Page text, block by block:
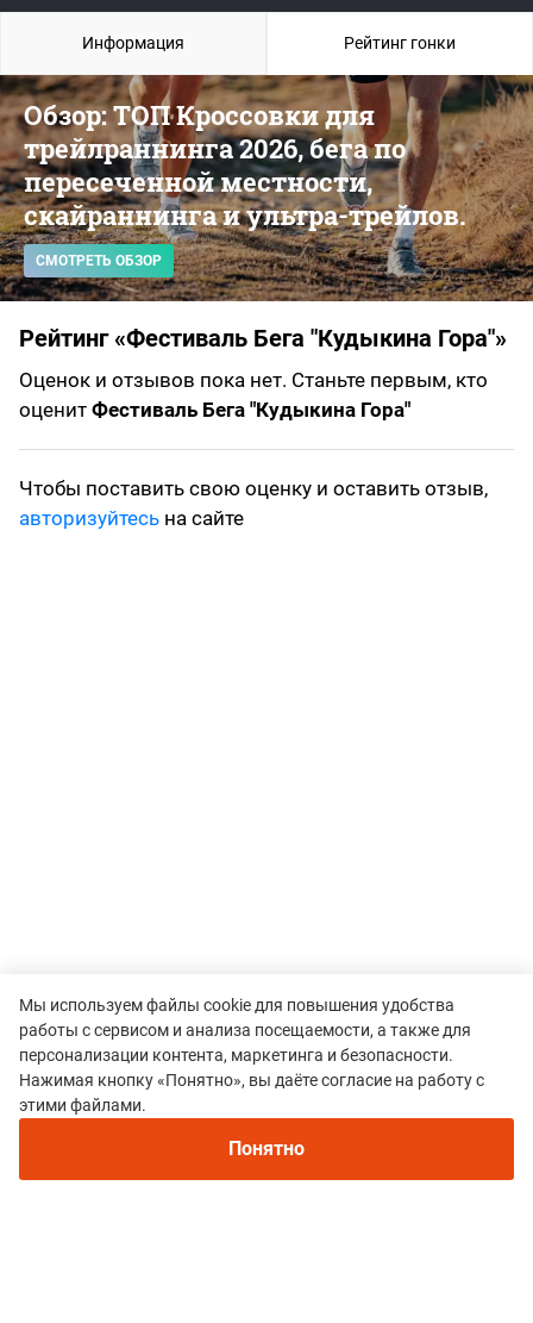
Обзор: ТОП Кроссовки для
трейлраннинга 2026, бега по
пересеченной местности,
скайраннинга и ультра-трейлов.
СМОТРЕТЬ ОБЗОР
Рейтинг «Фестиваль Бега "Кудыкина Гора"»
Оценок и отзывов пока нет. Станьте первым, кто
оценит Фестиваль Бега "Кудыкина Гора"
Чтобы поставить свою оценку и оставить отзыв,
авторизуйтесь на сайте
Информация Рейтинг гонки
Мы используем файлы cookie для повышения удобства
работы с сервисом и анализа посещаемости, а также для
персонализации контента, маркетинга и безопасности.
Нажимая кнопку «Понятно», вы даёте согласие на работу с
этими файлами.
Понятно